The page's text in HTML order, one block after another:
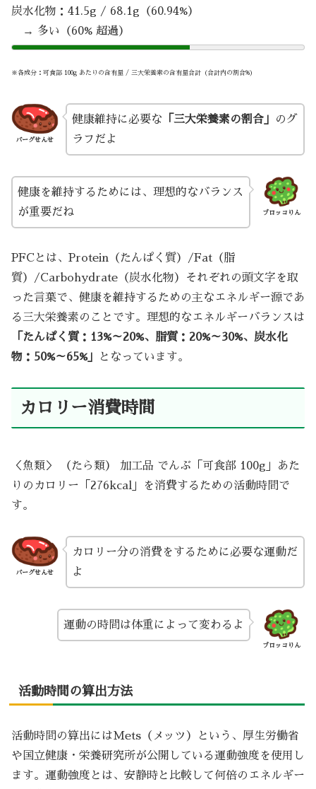
炭水化物：41.5g / 68.1g（60.94%）
→ 多い（60% 超過）
※各成分：可食部 100g あたりの含有量 / 三大栄養素の含有量合計（合計内の割合%）
バーグせんせ
健康維持に必要な 「三大栄養素の割合」
のグ
ラフだよ
ブロッコりん
健康を維持するためには、理想的なバランス
が重要だね
PFCとは、Protein（たんぱく質）/Fat（脂
質）/Carbohydrate（炭水化物）それぞれの頭文字を取
った言葉で、健康を維持するための主なエネルギー源であ
る三大栄養素のことです。理想的なエネルギーバランスは
「たんぱく質：13%～20%、脂質：20%～30%、炭水化
物：50%～65%」
となっています。
カロリー消費時間
＜魚類＞ （たら類） 加工品 でんぶ「可食部 100g」あた
りのカロリー「276kcal」を消費するための活動時間で
す。
バーグせんせ
カロリー分の消費をするために必要な運動だ
よ
ブロッコりん
運動の時間は体重によって変わるよ
活動時間の算出方法
活動時間の算出にはMets（メッツ）という、厚生労働省
や国立健康・栄養研究所が公開している運動強度を使用し
ます。運動強度とは、安静時と比較して何倍のエネルギー